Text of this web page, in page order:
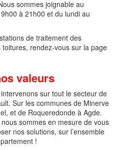
sommes joignable au
à 21h00 et du lundi au
de traitement des
rendez-vous sur la page
valeurs
sur tout le secteur de
Sur les communes de Minerve
et de Roqueredonde à Agde.
sommes en mesure de vous
nos solutions, sur l’ensemble
!